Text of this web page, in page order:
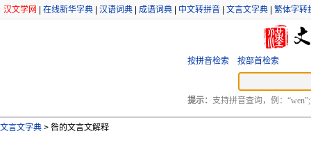
汉文学网 在线新华字典 汉语词典 成语词典 中文转拼音 文言文字典 繁体字转
按拼音检索 按部首检索
提示： 支持拼音查询，例：
文言文字典 > 咎的文言文解释